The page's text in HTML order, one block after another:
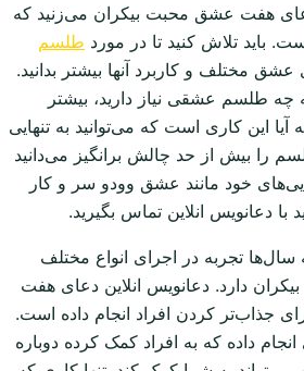
هفت عشق محبت بیکران می‌زنید که
باید تلاش کنید تا در مورد طلسم
مختلف و کاربرد آنها بیشتر بدانید.
چه طلسم عشقی نیاز دارید، بیشتر
آیا این کاری است که می‌توانید به تنهایی
را بیش از حد چالش برانگیز می‌دانید
خود مانند عشق وودو سر و کار
دعانویس انلاین تماس بگیرید.
تجربه در اجرای انواع مختلف
دارد. دعانویس انلاین دعای هفت
جذاب‌تر کردن افراد انجام داده است.
داده که به افراد کمک کرده دوباره